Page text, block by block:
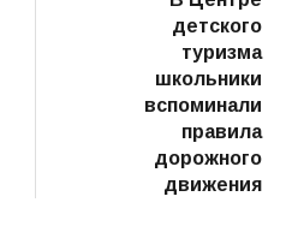
следующая
пост
В Центре
детского
туризма
школьники
вспоминали
правила